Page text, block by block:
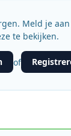
Meld je
te bekijken.
of